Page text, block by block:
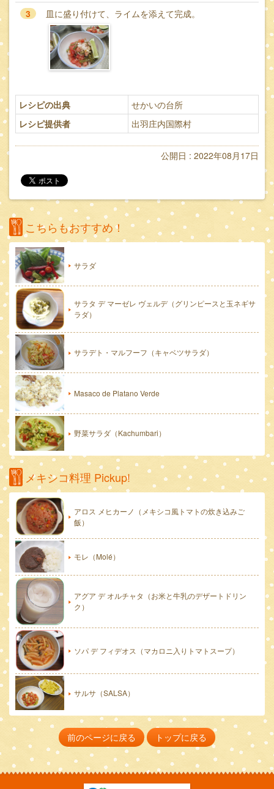
3 皿に盛り付けて、ライムを添えて完成。
レシピの出典
せかいの台所
レシピ提供者
出羽庄内国際村
公開日 : 2022年08月17日
こちらもおすすめ！
サラダ
サラタ デ マーゼレ ヴェルデ（グリンピースと玉ネギサ
ラダ）
サラデト・マルフーフ（キャベツサラダ）
Masaco de Platano Verde
野菜サラダ（Kachumbari）
メキシコ料理 Pickup!
アロス メヒカーノ（メキシコ風トマトの炊き込みご
飯）
モレ（Molé）
アグア デ オルチャタ（お米と牛乳のデザートドリン
ク）
ソパ デ フィデオス（マカロニ入りトマトスープ）
サルサ（SALSA）
前のページに戻る トップに戻る